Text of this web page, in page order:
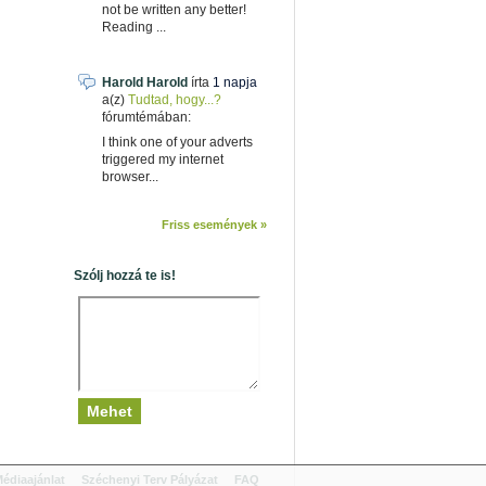
not be written any better!
Reading ...
Harold Harold írta 1 napja
a(z) Tudtad, hogy...?
fórumtémában:
I think one of your adverts
triggered my internet
browser...
Friss események »
Szólj hozzá te is!
Széchenyi Terv Pályázat FAQ